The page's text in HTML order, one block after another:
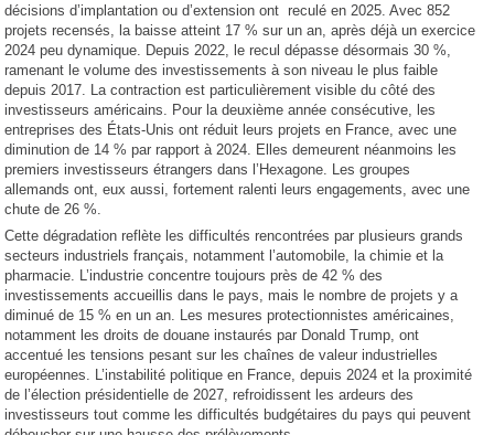
décisions d’implantation ou d’extension ont reculé en 2025. Avec 852
projets recensés, la baisse atteint 17 % sur un an, après déjà un exercice
2024 peu dynamique. Depuis 2022, le recul dépasse désormais 30 %,
ramenant le volume des investissements à son niveau le plus faible
depuis 2017. La contraction est particulièrement visible du côté des
investisseurs américains. Pour la deuxième année consécutive, les
entreprises des États-Unis ont réduit leurs projets en France, avec une
diminution de 14 % par rapport à 2024. Elles demeurent néanmoins les
premiers investisseurs étrangers dans l’Hexagone. Les groupes
allemands ont, eux aussi, fortement ralenti leurs engagements, avec une
chute de 26 %.
Cette dégradation reflète les difficultés rencontrées par plusieurs grands
secteurs industriels français, notamment l’automobile, la chimie et la
pharmacie. L’industrie concentre toujours près de 42 % des
investissements accueillis dans le pays, mais le nombre de projets y a
diminué de 15 % en un an. Les mesures protectionnistes américaines,
notamment les droits de douane instaurés par Donald Trump, ont
accentué les tensions pesant sur les chaînes de valeur industrielles
européennes. L’instabilité politique en France, depuis 2024 et la proximité
de l’élection présidentielle de 2027, refroidissent les ardeurs des
investisseurs tout comme les difficultés budgétaires du pays qui peuvent